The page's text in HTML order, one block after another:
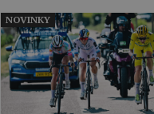
NOVINKY